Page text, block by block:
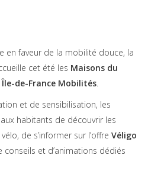
en faveur de la mobilité douce, la
cet été les Maisons du
Île-de-France Mobilités.
et de sensibilisation, les
habitants de découvrir les
de s’informer sur l’offre Véligo
conseils et d’animations dédiés